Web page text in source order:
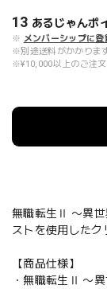
13 あるじゃんポ
※ メンバーシップに登
※別途送料がかかりま
※¥10,000以上のご注文
無職転生Ⅱ 〜異世
ストを使用したク
【商品仕様】
・無職転生Ⅱ 〜